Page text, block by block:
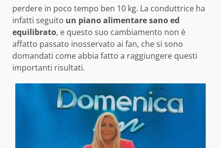
perdere in poco tempo ben 10 kg. La conduttrice ha
infatti seguito un piano alimentare sano ed
equilibrato, e questo suo cambiamento non è
affatto passato inosservato ai fan, che si sono
domandati come abbia fatto a raggiungere questi
importanti risultati.